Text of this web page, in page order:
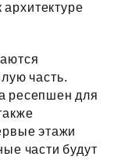
часть.
ресепшен для
этажи
части будут